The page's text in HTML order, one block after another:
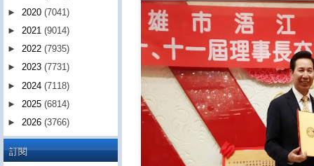
► 2020 (7041)
► 2021 (9014)
► 2022 (7935)
► 2023 (7731)
► 2024 (7118)
► 2025 (6814)
► 2026 (3766)
訂閱